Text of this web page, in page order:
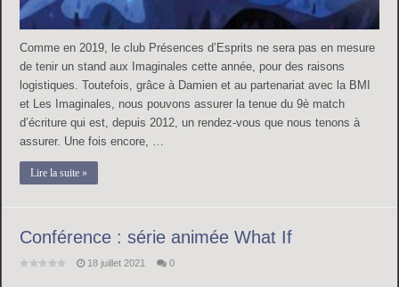
Comme en 2019, le club Présences d’Esprits ne sera pas en mesure
de tenir un stand aux Imaginales cette année, pour des raisons
logistiques. Toutefois, grâce à Damien et au partenariat avec la BMI
et Les Imaginales, nous pouvons assurer la tenue du 9è match
d’écriture qui est, depuis 2012, un rendez-vous que nous tenons à
assurer. Une fois encore, …
Lire la suite »
Conférence : série animée What If
18 juillet 2021 0